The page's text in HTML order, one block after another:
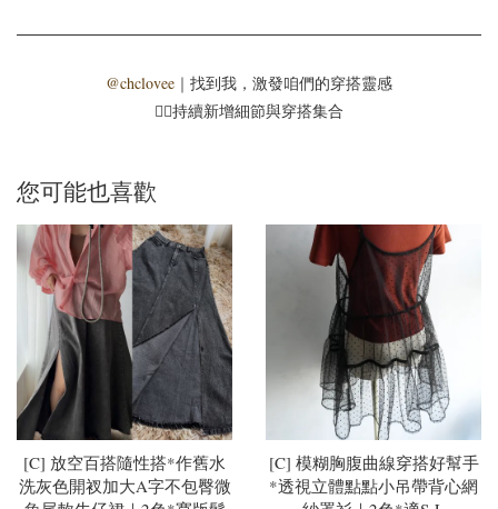
@chclovee ｜找到我，激發咱們的穿搭靈感
☝🏻持續新增細節與穿搭集合
您可能也喜歡
[C] 放空百搭隨性搭*作舊水
洗灰色開衩加大A字不包臀微
[C] 模糊胸腹曲線穿搭好幫手
*透視立體點點小吊帶背心網